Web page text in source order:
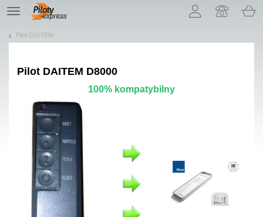
TE
navigation
Pilot DAITEM
Pilot DAITEM D8000
100% kompatybilny
Pozwól, że przedstawimy nasze ciasteczka!